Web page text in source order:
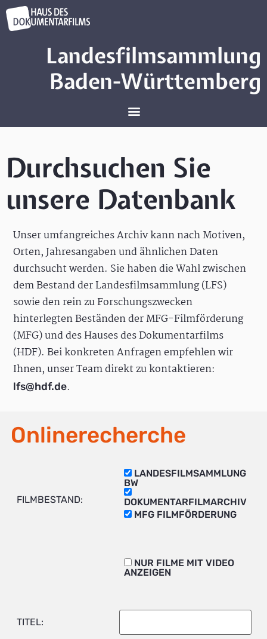
Landesfilmsammlung
Baden-Württemberg
Durchsuchen Sie
unsere Datenbank
Unser umfangreiches Archiv kann nach Motiven,
Orten, Jahresangaben und ähnlichen Daten
durchsucht werden. Sie haben die Wahl zwischen
dem Bestand der Landesfilmsammlung (LFS)
sowie den rein zu Forschungszwecken
hinterlegten Beständen der MFG-Filmförderung
(MFG) und des Hauses des Dokumentarfilms
(HDF). Bei konkreten Anfragen empfehlen wir
Ihnen, unser Team direkt zu kontaktieren:
lfs@hdf.de.
Onlinerecherche
FILMBESTAND:
LANDESFILMSAMMLUNG
BW
DOKUMENTARFILMARCHIV
MFG FILMFÖRDERUNG
NUR FILME MIT VIDEO
ANZEIGEN
TITEL: